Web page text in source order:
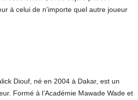
à celui de n’importe quel autre joueur
Diouf, né en 2004 à Dakar, est un
Formé à l’Académie Mawade Wade et